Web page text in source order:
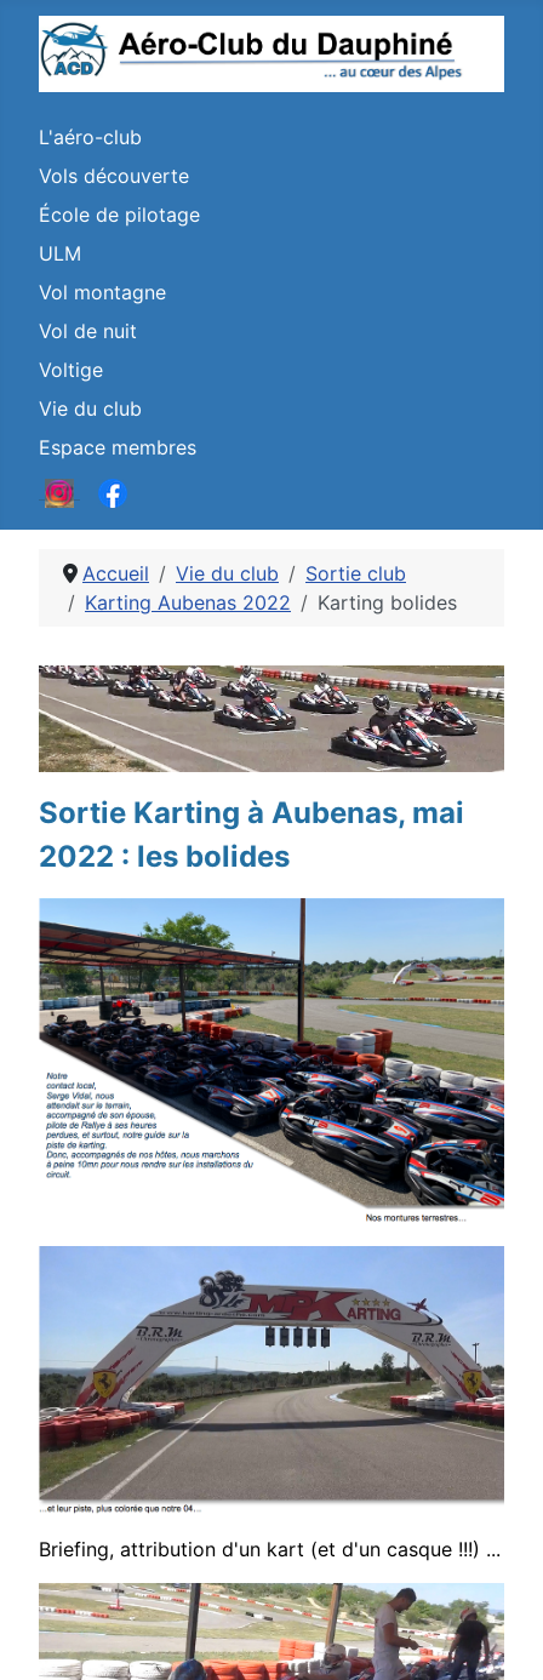
L'aéro-club
Vols découverte
École de pilotage
ULM
Vol montagne
Vol de nuit
Voltige
Vie du club
Espace membres
Accueil Vie du club
Sortie club
Karting Aubenas 2022
Karting bolides
Détails
Sortie Karting à Aubenas, mai
2022 : les bolides
Briefing, attribution d'un kart (et d'un casque !!!) ...